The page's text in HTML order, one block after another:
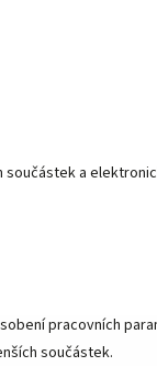
a
pracovních
součástek.